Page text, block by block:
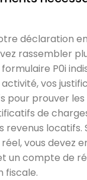
déclaration
rassembler
P0i
vos
pour prouver
de
revenus locatifs.
vous devez
un compte de
fiscale.